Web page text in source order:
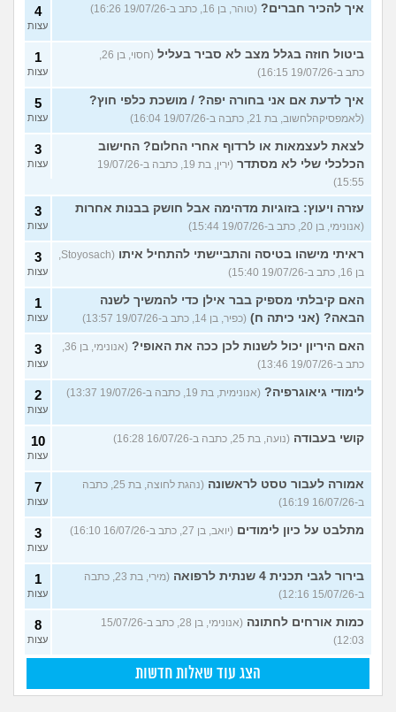
איך להכיר חברים? (טוהר, בן 16, כתב ב-19/07/26 16:26) 4
עצות
ביטול חוזה בגלל מצב לא סביר בעליל
(חסוי, בן 26,
כתב ב-19/07/26 16:15)
1
עצות
איך לדעת אם אני בחורה יפה? / מושכת כלפי חוץ?
(לאמפסיקהלחשוב, בת 21, כתבה ב-19/07/26 16:04)
5
עצות
לצאת לעצמאות או לרדוף אחרי החלום? החישוב
הכלכלי שלי לא מסתדר
(ירין, בת 19, כתבה ב-19/07/26
15:55)
3
עצות
עזרה ויעוץ: בזוגיות מדהימה אבל חושק בבנות אחרות
(אנונימי, בן 20, כתב ב-19/07/26 15:44)
3
עצות
ראיתי מישהו בטיסה והתביישתי להתחיל איתו
(Stoyosach,
בן 16, כתב ב-19/07/26 15:40)
3
עצות
האם קיבלתי מספיק בבר אילן כדי להמשיך לשנה
הבאה? (אני כיתה ח) (כפיר, בן 14, כתב ב-19/07/26 13:57)
1
עצות
האם היריון יכול לשנות לכן ככה את האופי?
(אנונימי, בן 36,
כתב ב-19/07/26 13:46)
3
עצות
לימודי גיאוגרפיה? (אנונימית, בת 19, כתבה ב-19/07/26 13:37) 2
עצות
קושי בעבודה (נועה, בת 25, כתבה ב-16/07/26 16:28) 10
עצות
אמורה לעבור טסט לראשונה
(נהגת לחוצה, בת 25, כתבה
ב-16/07/26 16:19)
7
עצות
מתלבט על כיון לימודים (יואב, בן 27, כתב ב-16/07/26 16:10) 3
עצות
בירור לגבי תכנית 4 שנתית לרפואה
(מירי, בת 23, כתבה
ב-15/07/26 12:16)
1
עצות
כמות אורחים לחתונה
(אנונימי, בן 28, כתב ב-15/07/26
12:03)
8
עצות
הצג עוד שאלות חדשות